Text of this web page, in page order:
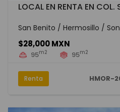
LOCAL EN RENTA EN COL.
San Benito / Hermosillo /
$28,000 MXN
95m2 95m2
Renta HMOR-